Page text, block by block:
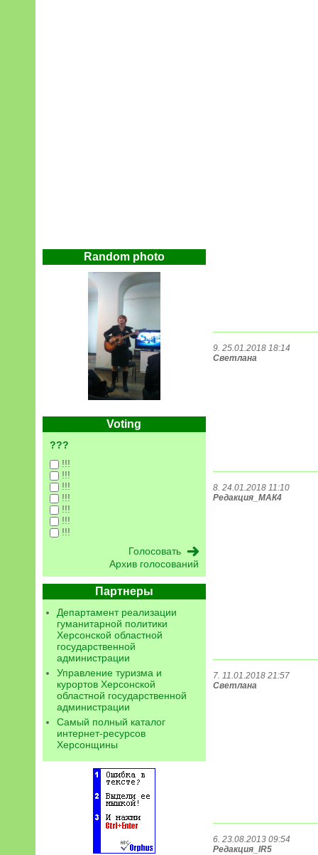
Random photo
Voting
???
!!!
!!!
!!!
!!!
!!!
!!!
!!!
Архив голосований
Партнеры
Департамент реализации
гуманитарной политики
Херсонской областной
государственной
администрации
Управление туризма и
курортов Херсонской
областной государственной
администрации
Самый полный каталог
интернет-ресурсов
Херсонщины
9. 25.01.2018 18:14
Светлана
8. 24.01.2018 11:10
Редакция_МАК4
7. 11.01.2018 21:57
Светлана
6. 23.08.2013 09:54
Редакция_IR5